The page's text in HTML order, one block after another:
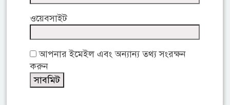
ওয়েবসাইট
আপনার ইমেইল এবং অন্যান্য তথ্য সংরক্ষন
করুন